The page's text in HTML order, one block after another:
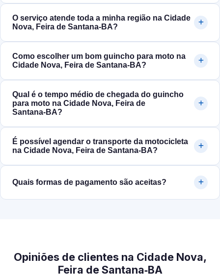
O serviço atende toda a minha região na Cidade
Nova, Feira de Santana‑BA?
Como escolher um bom guincho para moto na
Cidade Nova, Feira de Santana‑BA?
Qual é o tempo médio de chegada do guincho
para moto na Cidade Nova, Feira de
Santana‑BA?
É possível agendar o transporte da motocicleta
na Cidade Nova, Feira de Santana‑BA?
Quais formas de pagamento são aceitas?
Opiniões de clientes na Cidade Nova,
Feira de Santana‑BA